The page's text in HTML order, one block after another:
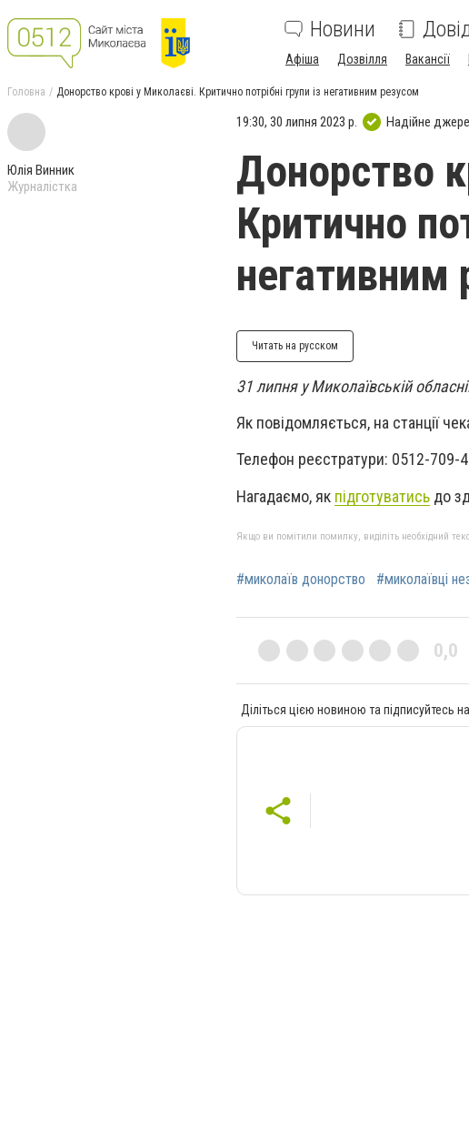
Новини
Афіша Дозвілля Вакансії
Головна Донорство крові у Миколаєві. Критично потрібні групи із негативним резусом
Юлія Винник
Журналістка
19:30, 30 липня 2023 р. Надійне
Донорство
Критично
негативним
Читать на русском
31 липня у Миколаївській
Як повідомляється, на станції
Телефон реєстратури: 0512-709-
Нагадаємо, як підготуватись до
Якщо ви помітили помилку, виділіть необхідний
#миколаїв донорство #миколаївці
0,0
Діліться цією новиною та підписуйтесь